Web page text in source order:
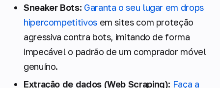
Sneaker Bots: Garanta o seu lugar em drops
hipercompetitivosem sites com proteção
agressiva contra bots, imitando de forma
impecável o padrão de um comprador móvel
genuíno.
Extração de dados (Web Scraping): Faça a